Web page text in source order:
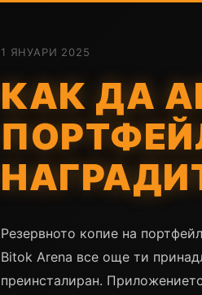
1 ЯНУАРИ 2025
КАК ДА
Резервното копие на
Bitok Arena все още ти
преинсталиран.